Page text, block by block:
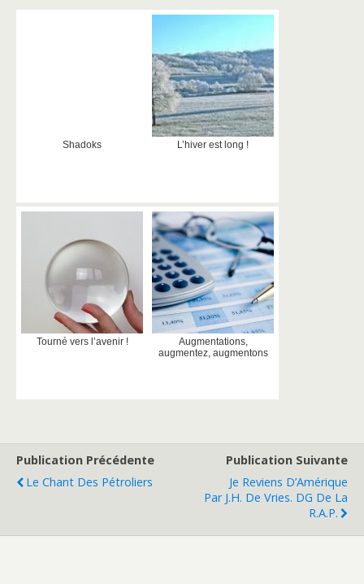
Shadoks L’hiver est long !
Tourné vers l’avenir !
Augmentations,
augmentez, augmentons
Publication Précédente
Le Chant Des Pétroliers
Publication Suivante
Je Reviens D’Amérique
Par J.H. De Vries. DG De La
R.A.P.